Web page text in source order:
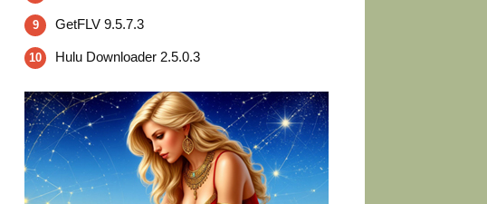
9 GetFLV 9.5.7.3
10 Hulu Downloader 2.5.0.3